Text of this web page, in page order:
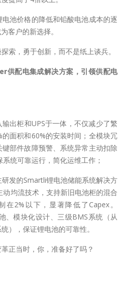
池价格的降低和铅酸电池成本的逐
客户的新选择。
索，勇于创新，而不是纸上谈兵。
供配电集成解决方案，引领供配电
出柜和UPS于一体，不仅减少了繁
面积和60%的安装时间；全模块冗
部件故障预警、系统异常主动扣除
统可靠运行，简化运维工作；
发的Smartli锂电池储能系统解决方
均流技术，支持新旧电池柜的混合
2%以下，显著降低了Capex。
、模块化设计、三级BMS系统（从
），保证锂电池的可靠性。
正当时，你，准备好了吗？